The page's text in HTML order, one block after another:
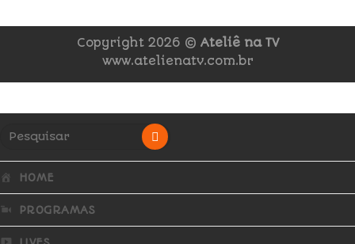
Copyright 2026 © Ateliê na TV
www.atelienatv.com.br
HOME
PROGRAMAS